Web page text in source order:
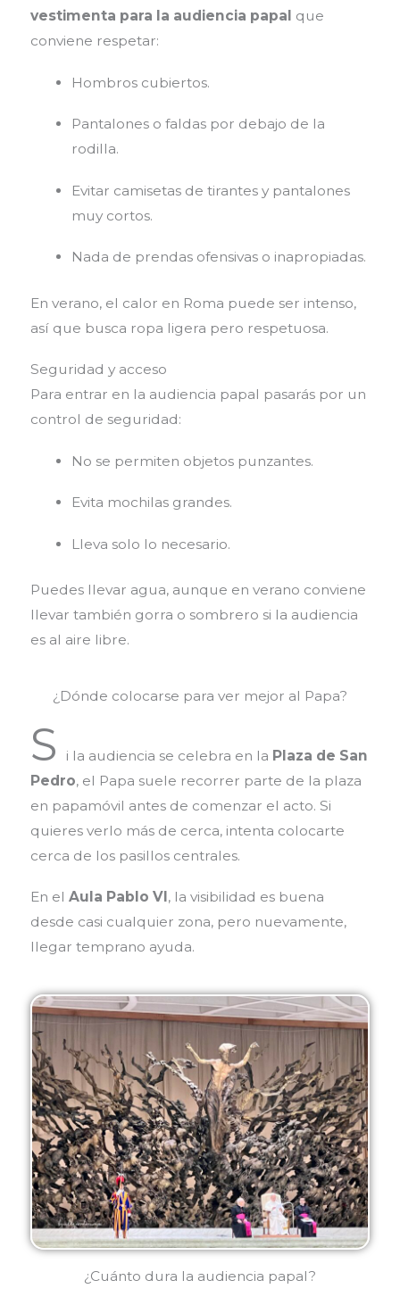
vestimenta para la audiencia papal que
conviene respetar:
Hombros cubiertos.
Pantalones o faldas por debajo de la
rodilla.
Evitar camisetas de tirantes y pantalones
muy cortos.
Nada de prendas ofensivas o inapropiadas.
En verano, el calor en Roma puede ser intenso,
así que busca ropa ligera pero respetuosa.
Seguridad y acceso
Para entrar en la audiencia papal pasarás por un
control de seguridad:
No se permiten objetos punzantes.
Evita mochilas grandes.
Lleva solo lo necesario.
Puedes llevar agua, aunque en verano conviene
llevar también gorra o sombrero si la audiencia
es al aire libre.
¿Dónde colocarse para ver mejor al Papa?
S i la audiencia se celebra en la Plaza de San
Pedro, el Papa suele recorrer parte de la plaza
en papamóvil antes de comenzar el acto. Si
quieres verlo más de cerca, intenta colocarte
cerca de los pasillos centrales.
En el Aula Pablo VI , la visibilidad es buena
desde casi cualquier zona, pero nuevamente,
llegar temprano ayuda.
¿Cuánto dura la audiencia papal?